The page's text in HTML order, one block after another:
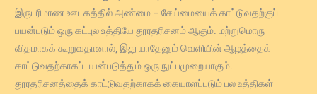
இருபரிமாண ஊடகத்தில் அண்மை – சேய்மையைக் காட்டுவதற்குப்
பயன்படும் ஒரு கட்புல உத்தியே தூரதரிசனம் ஆகும். மற்றுமொரு
விதமாகக் கூறுவதானால், இது யாதேனும் வெளியின் ஆழத்தைக்
காட்டுவதற்காகப் பயன்படுத்தும் ஒரு நுட்பமுறையாகும்.
தூரதரிசனத்தைக் காட்டுவதற்காகக் கையாளப்படும் பல உத்திகள்